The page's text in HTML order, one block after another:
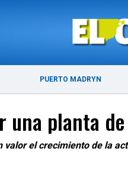
PUERTO MADRYN
una planta
el crecimiento de la